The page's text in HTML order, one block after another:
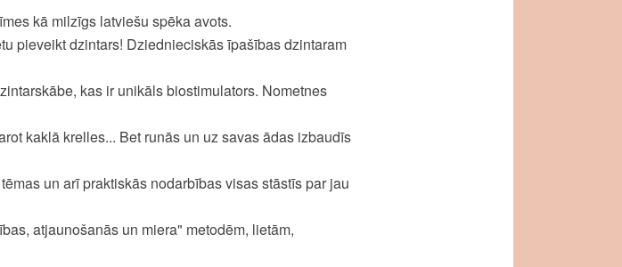
kā milzīgs latviešu spēka avots.
pieveikt dzintars! Dziednieciskās īpašības dzintaram
kas ir unikāls biostimulators. Nometnes
kaklā krelles... Bet runās un uz savas ādas izbaudīs
un arī praktiskās nodarbības visas stāstīs par jau
atjaunošanās un miera" metodēm, lietām,